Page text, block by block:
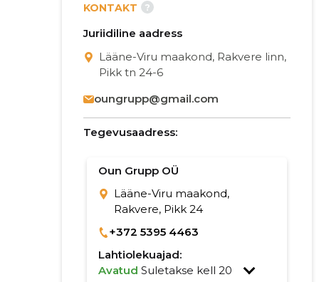
KONTAKT ?
Juriidiline aadress
Lääne-Viru maakond, Rakvere linn,
Pikk tn 24-6
oungrupp@gmail.com
Tegevusaadress:
Oun Grupp OÜ
Lääne-Viru maakond,
Rakvere, Pikk 24
+372 5395 4463
Lahtiolekuajad:
Avatud Suletakse kell 20